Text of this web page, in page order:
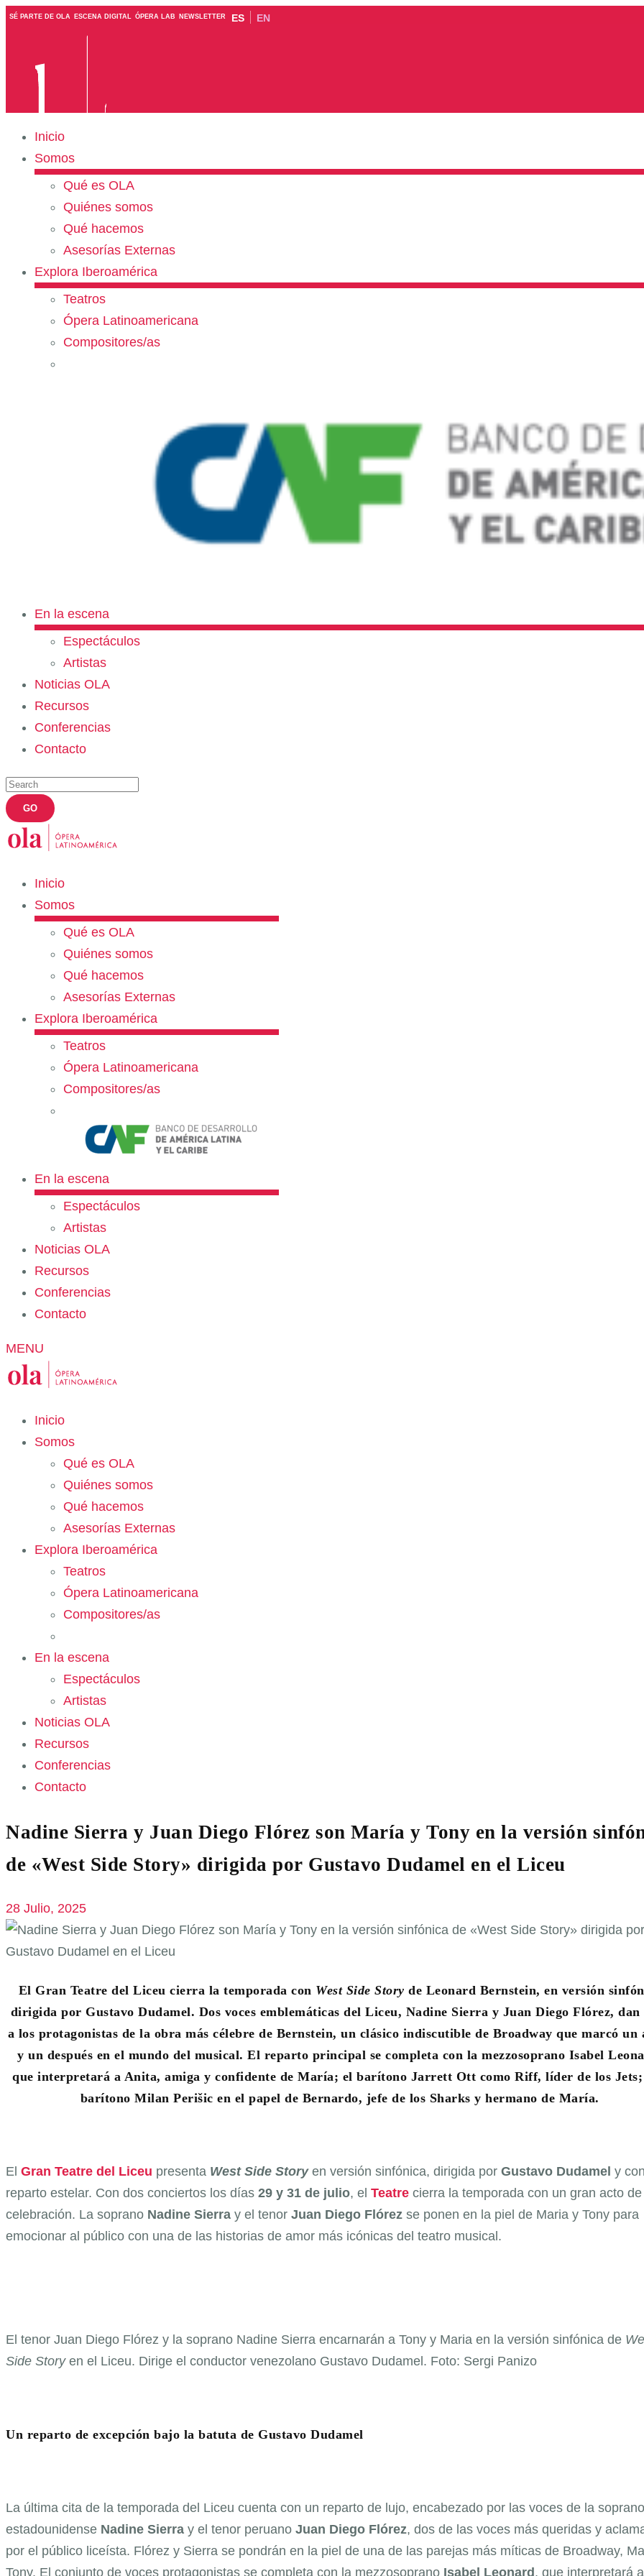
SÉ PARTE DE OLA ESCENA DIGITAL ÓPERA LAB NEWSLETTER ES EN
Inicio
Somos
Qué es OLA
Quiénes somos
Qué hacemos
Asesorías Externas
Explora Iberoamérica
Teatros
Ópera Latinoamericana
Compositores/as
En la escena
Espectáculos
Artistas
Noticias OLA
Recursos
Conferencias
Contacto
Inicio
Somos
Qué es OLA
Quiénes somos
Qué hacemos
Asesorías Externas
Explora Iberoamérica
Teatros
Ópera Latinoamericana
Compositores/as
En la escena
Espectáculos
Artistas
Noticias OLA
Recursos
Conferencias
Contacto
MENU
Inicio
Somos
Qué es OLA
Quiénes somos
Qué hacemos
Asesorías Externas
Explora Iberoamérica
Teatros
Ópera Latinoamericana
Compositores/as
En la escena
Espectáculos
Artistas
Noticias OLA
Recursos
Conferencias
Contacto
Nadine Sierra y Juan Diego Flórez son María y Tony en la versión
de «West Side Story» dirigida por Gustavo Dudamel en el Liceu
28 Julio, 2025
El Gran Teatre del Liceu cierra la temporada con West Side Story de Leonard Bernstein, en versión
dirigida por Gustavo Dudamel. Dos voces emblemáticas del Liceu, Nadine Sierra y Juan Diego Flórez, dan
a los protagonistas de la obra más célebre de Bernstein, un clásico indiscutible de Broadway que marcó un
y un después en el mundo del musical. El reparto principal se completa con la mezzosoprano Isabel
que interpretará a Anita, amiga y confidente de María; el barítono Jarrett Ott como Riff, líder de los
barítono Milan Perišic en el papel de Bernardo, jefe de los Sharks y hermano de María.
El Gran Teatre del Liceu presenta West Side Story en versión sinfónica, dirigida por Gustavo Dudamel y
reparto estelar. Con dos conciertos los días 29 y 31 de julio, el Teatre cierra la temporada con un gran acto de
celebración. La soprano Nadine Sierra y el tenor Juan Diego Flórez se ponen en la piel de Maria y Tony para
emocionar al público con una de las historias de amor más icónicas del teatro musical.
El tenor Juan Diego Flórez y la soprano Nadine Sierra encarnarán a Tony y Maria en la versión sinfónica de
Side Storyen el Liceu. Dirige el conductor venezolano Gustavo Dudamel. Foto: Sergi Panizo
Un reparto de excepción bajo la batuta de Gustavo Dudamel
La última cita de la temporada del Liceu cuenta con un reparto de lujo, encabezado por las voces de la soprano
estadounidense Nadine Sierra y el tenor peruano Juan Diego Flórez, dos de las voces más queridas y
por el público liceísta. Flórez y Sierra se pondrán en la piel de una de las parejas más míticas de Broadway,
Tony. El conjunto de voces protagonistas se completa con la mezzosoprano Isabel Leonard, que interpretará a